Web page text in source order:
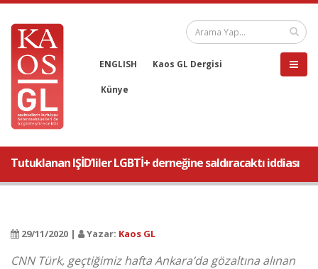
ENGLISH Kaos GL Dergisi
Künye
Tutuklanan IŞİD’liler LGBTİ+ derneğine saldıracaktı iddiası
29/11/2020 | Yazar: Kaos GL
CNN Türk, geçtiğimiz hafta Ankara’da gözaltına alınan